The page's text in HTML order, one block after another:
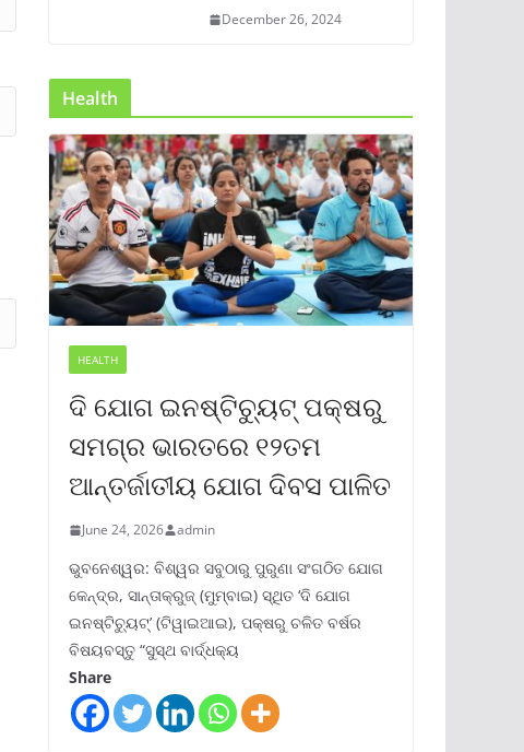
December 26, 2024
Health
HEALTH
ଦି ଯୋଗ ଇନଷ୍ଟିଚ୍ୟୁଟ୍ ପକ୍ଷରୁ
ସମଗ୍ର ଭାରତରେ ୧୨ତମ
ଆନ୍ତର୍ଜାତୀୟ ଯୋଗ ଦିବସ ପାଳିତ
June 24, 2026 admin
ଭୁବନେଶ୍ୱର: ବିଶ୍ୱର ସବୁଠାରୁ ପୁରୁଣା ସଂଗଠିତ ଯୋଗ
କେନ୍ଦ୍ର, ସାନ୍ତାକ୍ରୁଜ୍ (ମୁମ୍ବାଇ) ସ୍ଥିତ ‘ଦି ଯୋଗ
ଇନଷ୍ଟିଚ୍ୟୁଟ୍‌’ (ଟିୱାଇଆଇ), ପକ୍ଷରୁ ଚଳିତ ବର୍ଷର
ବିଷୟବସ୍ତୁ “ସୁସ୍ଥ ବାର୍ଦ୍ଧକ୍ୟ
Share